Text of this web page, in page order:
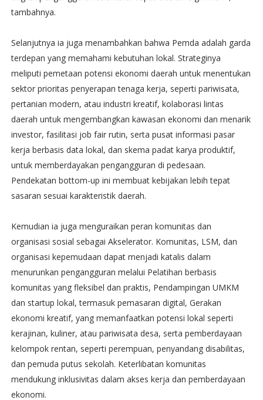
tambahnya.
Selanjutnya ia juga menambahkan bahwa Pemda adalah garda
terdepan yang memahami kebutuhan lokal. Strateginya
meliputi pemetaan potensi ekonomi daerah untuk menentukan
sektor prioritas penyerapan tenaga kerja, seperti pariwisata,
pertanian modern, atau industri kreatif, kolaborasi lintas
daerah untuk mengembangkan kawasan ekonomi dan menarik
investor, fasilitasi job fair rutin, serta pusat informasi pasar
kerja berbasis data lokal, dan skema padat karya produktif,
untuk memberdayakan pengangguran di pedesaan.
Pendekatan bottom-up ini membuat kebijakan lebih tepat
sasaran sesuai karakteristik daerah.
Kemudian ia juga menguraikan peran komunitas dan
organisasi sosial sebagai Akselerator. Komunitas, LSM, dan
organisasi kepemudaan dapat menjadi katalis dalam
menurunkan pengangguran melalui Pelatihan berbasis
komunitas yang fleksibel dan praktis, Pendampingan UMKM
dan startup lokal, termasuk pemasaran digital, Gerakan
ekonomi kreatif, yang memanfaatkan potensi lokal seperti
kerajinan, kuliner, atau pariwisata desa, serta pemberdayaan
kelompok rentan, seperti perempuan, penyandang disabilitas,
dan pemuda putus sekolah. Keterlibatan komunitas
mendukung inklusivitas dalam akses kerja dan pemberdayaan
ekonomi.